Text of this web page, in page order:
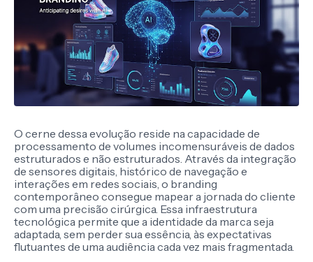
O cerne dessa evolução reside na capacidade de
processamento de volumes incomensuráveis de dados
estruturados e não estruturados. Através da integração
de sensores digitais, histórico de navegação e
interações em redes sociais, o branding
contemporâneo consegue mapear a jornada do cliente
com uma precisão cirúrgica. Essa infraestrutura
tecnológica permite que a identidade da marca seja
adaptada, sem perder sua essência, às expectativas
flutuantes de uma audiência cada vez mais fragmentada.